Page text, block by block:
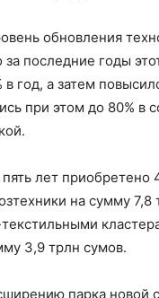
обновления
за последние годы
в год, а затем
при этом до 80% в
лет приобретено
на сумму 7,8
3,9 трлн сумов.
парка новой